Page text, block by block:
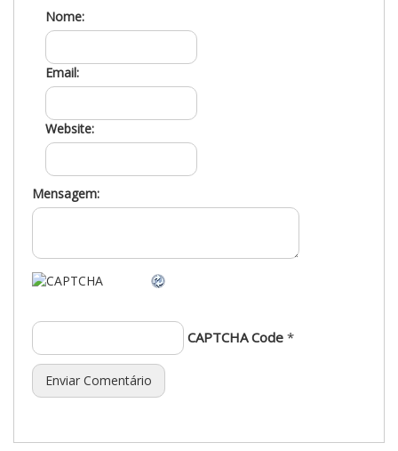
Nome:
Email:
Website:
Mensagem:
CAPTCHA Code *